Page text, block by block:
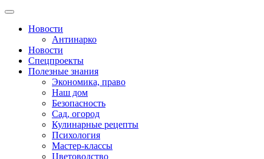
Новости
Антинарко
Новости
Спецпроекты
Полезные знания
Экономика, право
Наш дом
Безопасность
Сад, огород
Кулинарные рецепты
Психология
Мастер-классы
Цветоводство